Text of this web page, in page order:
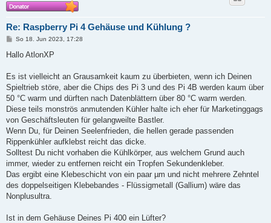
Re: Raspberry Pi 4 Gehäuse und Kühlung ?
B
i
a
So 18. Jun 2023, 17:28
Hallo AtlonXP
Es ist vielleicht an Grausamkeit kaum zu überbieten, wenn ich Deinen
Spieltrieb störe, aber die Chips des Pi 3 und des Pi 4B werden kaum über
50 °C warm und dürften nach Datenblättern über 80 °C warm werden.
Diese teils monströs anmutenden Kühler halte ich eher für Marketinggags
von Geschäftsleuten für gelangweilte Bastler.
Wenn Du, für Deinen Seelenfrieden, die hellen gerade passenden
Rippenkühler aufklebst reicht das dicke.
Solltest Du nicht vorhaben die Kühlkörper, aus welchem Grund auch
immer, wieder zu entfernen reicht ein Tropfen Sekundenkleber.
Das ergibt eine Klebeschicht von ein paar µm und nicht mehrere Zehntel
des doppelseitigen Klebebandes - Flüssigmetall (Gallium) wäre das
Nonplusultra.
Ist in dem Gehäuse Deines Pi 400 ein Lüfter?